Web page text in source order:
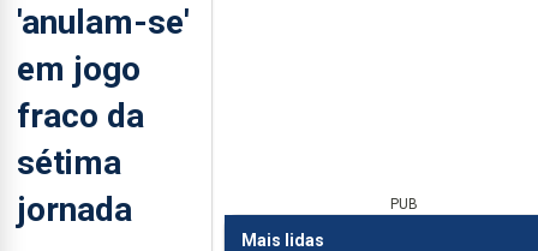
'anulam-se'
em jogo
fraco da
sétima
jornada
PUB
Mais lidas